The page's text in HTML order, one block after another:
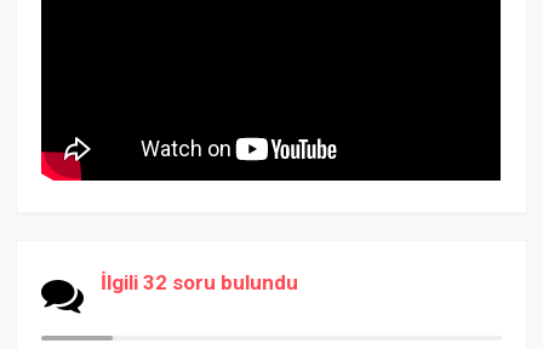
İlgili 32 soru bulundu